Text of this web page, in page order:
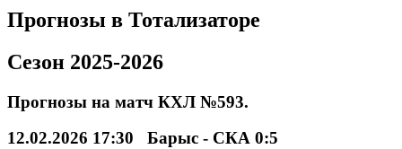
Прогнозы в Тотализаторе
Сезон 2025-2026
Прогнозы на матч КХЛ №593.
12.02.2026 17:30 Барыс - СКА 0:5